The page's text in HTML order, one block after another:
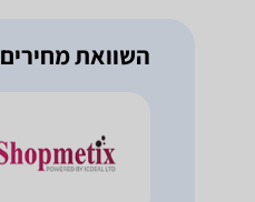
השוואת מחירים